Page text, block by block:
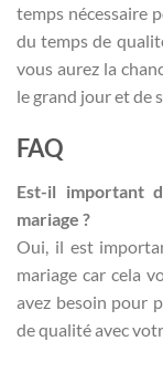
temps nécessaire
du temps de
vous aurez la
le grand jour et de
FAQ
Est-il important
mariage ?
Oui, il est
mariage car cela
avez besoin pour
de qualité avec